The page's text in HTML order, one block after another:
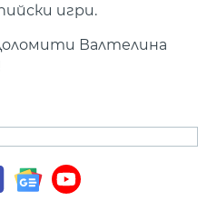
игри.
Валтелина